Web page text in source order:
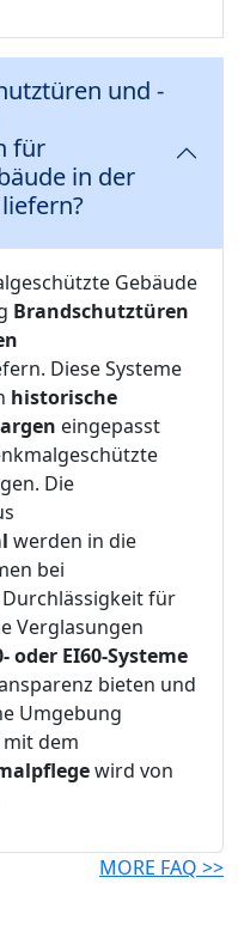
und -
für
in der
Gebäude
Brandschutztüren
Diese Systeme
historische
eingepasst
Die
werden in die
bei
für
Verglasungen
oder EI60-Systeme
bieten und
Umgebung
dem
wird von
MORE FAQ >>